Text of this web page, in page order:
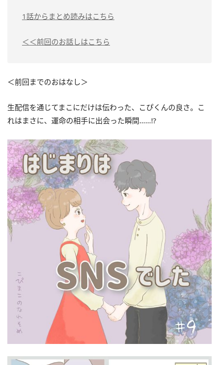
1話からまとめ読みはこちら
＜＜前回のお話しはこちら
＜前回までのおはなし＞
生配信を通じてまこにだけは伝わった、こぴくんの良さ。こ
れはまさに、運命の相手に出会った瞬間……!?